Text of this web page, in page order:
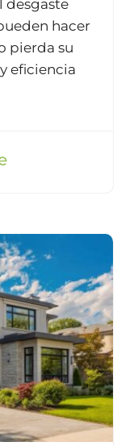
desgaste
hacer
pierda su
eficiencia